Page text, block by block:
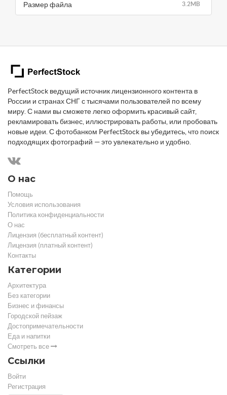
3.2MB
Размер файла
PerfectStock ведущий источник лицензионного контента в
России и странах СНГ с тысячами пользователей по всему
миру. С нами вы сможете легко оформить красивый сайт,
рекламировать бизнес, иллюстрировать работы, или пробовать
новые идеи. С фотобанком PerfectStock вы убедитесь, что поиск
подходящих фотографий — это увлекательно и удобно.
О нас
Помощь
Условия использования
Политика конфиденциальности
О нас
Лицензия (бесплатный контент)
Лицензия (платный контент)
Контакты
Категории
Архитектура
Без категории
Бизнес и финансы
Городской пейзаж
Достопримечательности
Еда и напитки
Смотреть все
Ссылки
Войти
Регистрация